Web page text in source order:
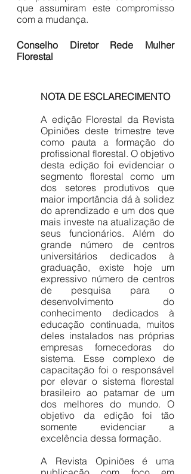
que assumiram este compromisso
com a mudança.
Conselho Diretor Rede Mulher
Florestal
NOTA DE ESCLARECIMENTO
A edição Florestal da Revista
Opiniões deste trimestre teve
como pauta a formação do
profissional florestal. O objetivo
desta edição foi evidenciar o
segmento florestal como um
dos setores produtivos que
maior importância dá à solidez
do aprendizado e um dos que
mais investe na atualização de
seus funcionários. Além do
grande número de centros
universitários dedicados à
graduação, existe hoje um
expressivo número de centros
de pesquisa para o
desenvolvimento do
conhecimento dedicados à
educação continuada, muitos
deles instalados nas próprias
empresas fornecedoras do
sistema. Esse complexo de
capacitação foi o responsável
por elevar o sistema florestal
brasileiro ao patamar de um
dos melhores do mundo. O
objetivo da edição foi tão
somente evidenciar a
excelência dessa formação.
A Revista Opiniões é uma